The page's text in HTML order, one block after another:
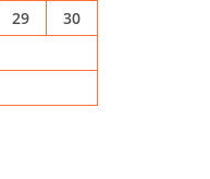
29
30